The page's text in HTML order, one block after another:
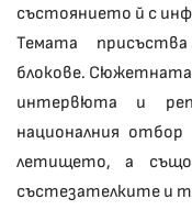
състоянието й с
Темата
блокове. Сюжетната
интервюта и
националния
летището, а
състезателките и